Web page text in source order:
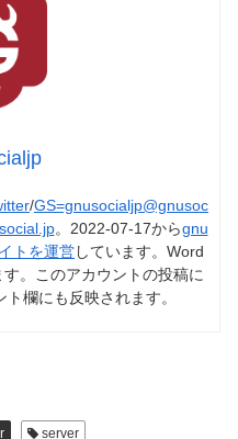
/GS=gnusocialjp@gnusoc
。2022-07-17からgnu
トを運営しています。Word
。このアカウントの投稿に
欄にも反映されます。
server